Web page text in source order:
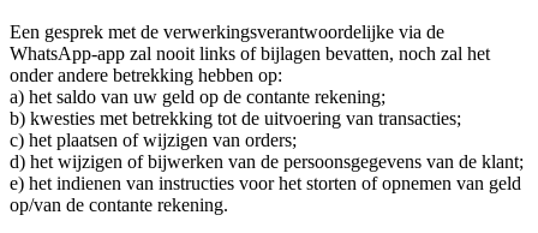
Een gesprek met de verwerkingsverantwoordelijke via de
WhatsApp-app zal nooit links of bijlagen bevatten, noch zal het
onder andere betrekking hebben op:
a) het saldo van uw geld op de contante rekening;
b) kwesties met betrekking tot de uitvoering van transacties;
c) het plaatsen of wijzigen van orders;
d) het wijzigen of bijwerken van de persoonsgegevens van de klant;
e) het indienen van instructies voor het storten of opnemen van geld
op/van de contante rekening.